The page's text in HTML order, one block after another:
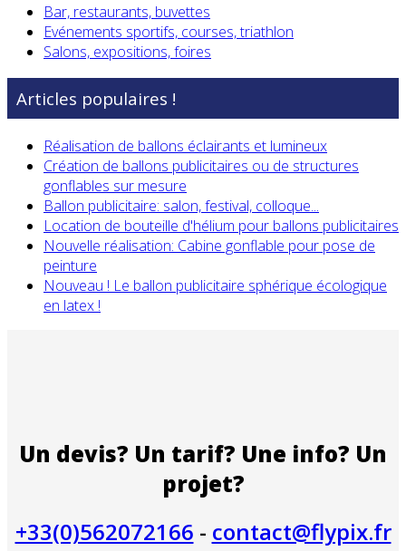
Bar, restaurants, buvettes
Evénements sportifs, courses, triathlon
Salons, expositions, foires
Articles populaires !
Réalisation de ballons éclairants et lumineux
Création de ballons publicitaires ou de structures
gonflables sur mesure
Ballon publicitaire: salon, festival, colloque...
Location de bouteille d'hélium pour ballons publicitaires
Nouvelle réalisation: Cabine gonflable pour pose de
peinture
Nouveau ! Le ballon publicitaire sphérique écologique
en latex !
Un devis? Un tarif? Une info? Un
projet?
+33(0)562072166 - contact@flypix.fr